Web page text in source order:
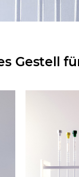
Gestell